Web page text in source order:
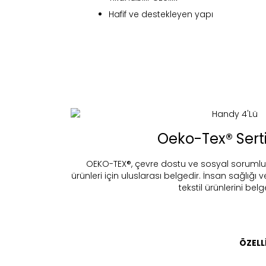
Hafif ve destekleyen yapı
Oeko-Tex®
OEKO-TEX®, çevre dostu ve sosyal
ürünleri için uluslarası belgedir. İnsan sağlığı
tekstil ürünlerini